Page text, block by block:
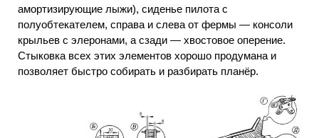
амортизирующие лыжи), сиденье пилота с
полуобтекателем, справа и слева от фермы — консоли
крыльев с элеронами, а сзади — хвостовое оперение.
Стыковка всех этих элементов хорошо продумана и
позволяет быстро собирать и разбирать планёр.